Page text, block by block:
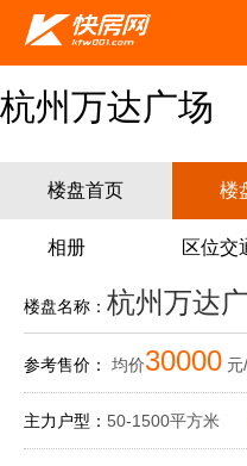
杭州万达广场
楼盘首页 楼
相册 区位交
楼盘名称：杭州万达
参考售价： 均价30000 元
主力户型：50-1500平方米